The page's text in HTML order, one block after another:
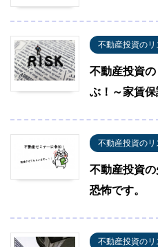
不動産投資のリ
不動産投資
ぶ！～家賃
不動産投資のリ
不動産投資
恐怖です。
不動産投資のリ